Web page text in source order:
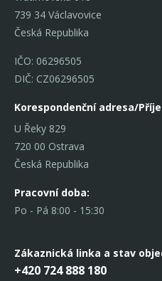
739 34 Václavovice
Česká Republika
IČO: 06296505
DIČ: CZ06296505
Korespondenční adresa/
U Řeky 829
720 00 Ostrava
Česká Republika
Pracovní doba:
Po - Pá 8:00 - 15:30
Zákaznická linka a stav
+420 724 888 180